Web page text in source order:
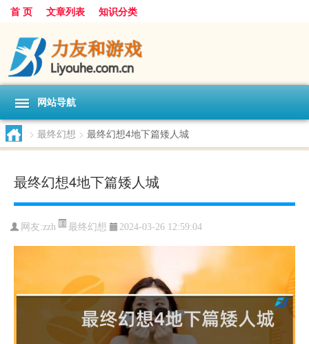
首 页 文章列表 知识分类
网站导航
> 最终幻想 > 最终幻想4地下篇矮人城
最终幻想4地下篇矮人城
网友:zzh 最终幻想 2024-03-26 12:59:04